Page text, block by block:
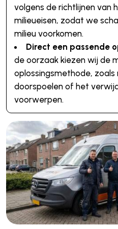
volgens de richtlijnen van
milieueisen, zodat we
milieu voorkomen.
Direct een passende
de oorzaak kiezen wij de
oplossingsmethode, zoals
doorspoelen of het
voorwerpen.